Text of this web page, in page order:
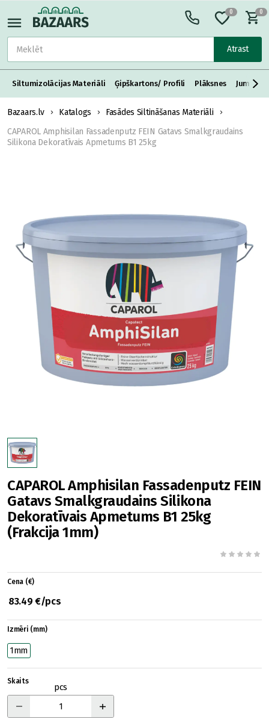
Atrast
0 0
Siltumizolācijas Materiāli Ģipškartons/ Profili Plāksnes Jumta
Bazaars.lv Katalogs
Fasādes Siltināšanas Materiāli
CAPAROL Amphisilan Fassadenputz FEIN Gatavs Smalkgraudains
Silikona Dekoratīvais Apmetums B1 25kg
CAPAROL Amphisilan Fassadenputz FEIN
Gatavs Smalkgraudains Silikona
Dekoratīvais Apmetums B1 25kg
(Frakcija 1mm)
Cena (€)
83.49 €/pcs
Izmēri (mm)
1mm
Skaits
pcs